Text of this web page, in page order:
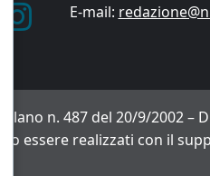
E-mail:
n. 487 del 20/9/2002 –
essere realizzati con il